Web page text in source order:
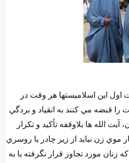
اول اين اسلاميستها هر وقت در
را قبضه مي کنند به انقياد و بردگي
الله ها بلاوقفه تأکيد و تکرار
موي زن نبايد از زير چادر يا روسري
زنان مورد تجاوز قرار نگرفته يا به